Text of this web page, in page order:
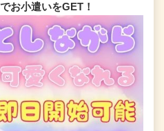
お小遣いをGET！